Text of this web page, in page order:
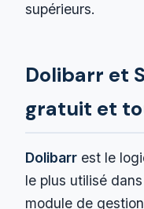
supérieurs.
Dolibarr et
gratuit et
Dolibarr est le
le plus utilisé
module de